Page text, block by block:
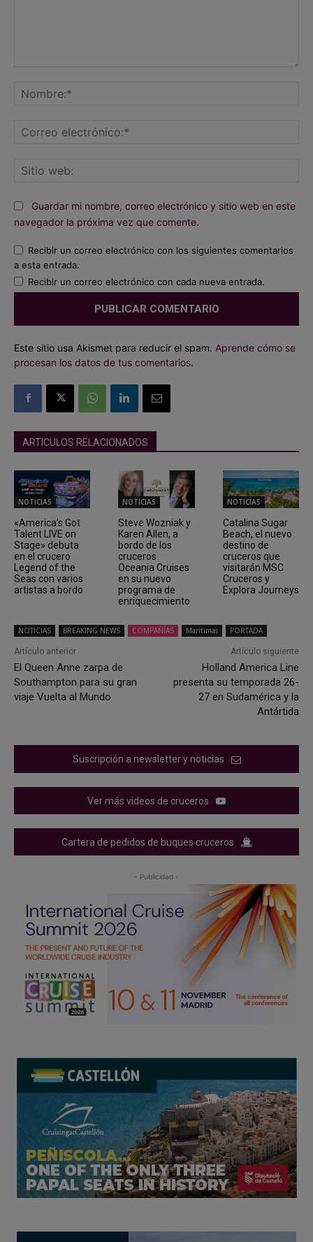
Guardar mi nombre, correo electrónico y sitio web en este
navegador la próxima vez que comente.
Recibir un correo electrónico con los siguientes comentarios
a esta entrada.
Recibir un correo electrónico con cada nueva entrada.
Este sitio usa Akismet para reducir el spam. Aprende cómo se
procesan los datos de tus comentarios.
ARTICULOS RELACIONADOS
NOTICIAS
«America’s Got
Talent LIVE on
Stage» debuta
en el crucero
Legend of the
Seas con varios
artistas a bordo
NOTICIAS
Steve Wozniak y
Karen Allen, a
bordo de los
cruceros
Oceania Cruises
en su nuevo
programa de
enriquecimiento
NOTICIAS
Catalina Sugar
Beach, el nuevo
destino de
cruceros que
visitarán MSC
Cruceros y
Explora Journeys
NOTICIAS BREAKING NEWS COMPAÑÍAS Marítimas PORTADA
Artículo anterior
El Queen Anne zarpa de
Southampton para su gran
viaje Vuelta al Mundo
Artículo siguiente
Holland America Line
presenta su temporada 26-
27 en Sudamérica y la
Antártida
Suscripción a newsletter y noticias
Ver más videos de cruceros
Cartera de pedidos de buques cruceros
- Publicidad -